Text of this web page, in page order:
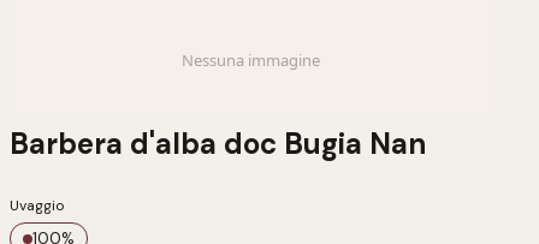
Barbera d'alba doc Bugia Nan
Uvaggio
100%